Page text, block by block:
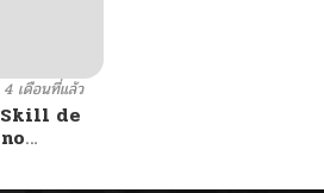
4 เดือนที่แล้ว
de